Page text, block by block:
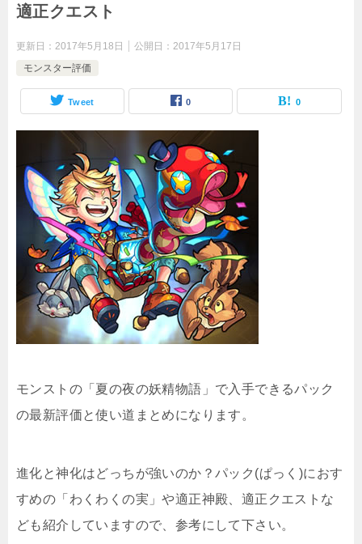
適正クエスト
更新日： 2017年5月18日 公開日： 2017年5月17日
モンスター評価
Tweet 0 0
モンストの「夏の夜の妖精物語」で入手できるパック
の最新評価と使い道まとめになります。
進化と神化はどっちが強いのか？パック(ぱっく)におす
すめの「わくわくの実」や適正神殿、適正クエストな
ども紹介していますので、参考にして下さい。